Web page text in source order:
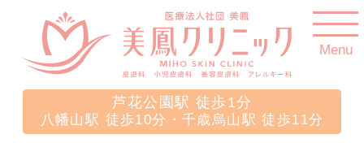
Menu
芦花公園駅 徒歩1分
八幡山駅 徒歩10分・千歳烏山駅 徒歩11分